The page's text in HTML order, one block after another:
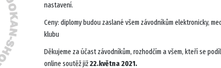
nastavení.
Ceny: diplomy budou zaslané všem závodníkům elektronicky,
klubu
Děkujeme za účast závodníkům, rozhodčím a všem, kteří se
online soutěž již22.května 2021.